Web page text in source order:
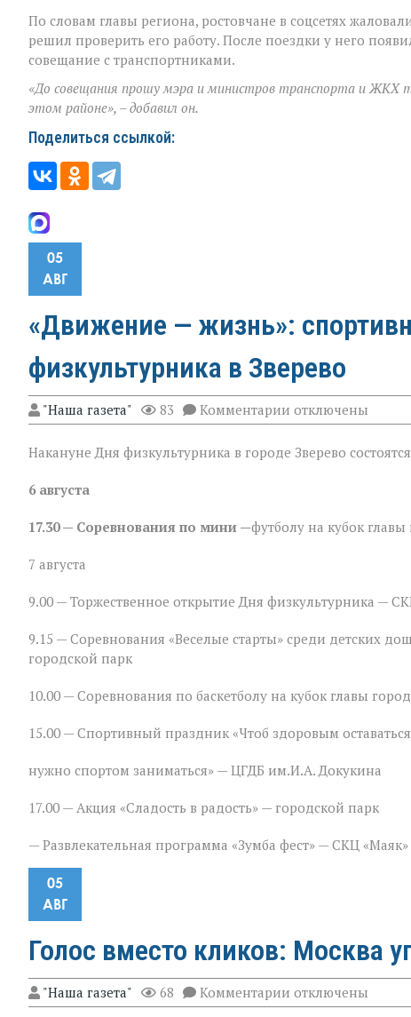
По словам главы региона, ростовчане в соцсетях
решил проверить его работу. После поездки у него
совещание с транспортниками.
«До совещания прошу мэра и министров транспорта и ЖКХ
этом районе», – добавил он.
Поделиться ссылкой:
05
АВГ
«Движение — жизнь»:
физкультурника в Зверево
"Наша газета" 83 Комментарии к
записи
спортивная
в
отключены
Накануне Дня физкультурника в городе Зверево
6 августа
17.30 — Соревнования по мини —футболу на кубок
7 августа
9.00 — Торжественное открытие Дня физкультурника —
9.15 — Соревнования «Веселые старты» среди детских
городской парк
10.00 — Соревнования по баскетболу на кубок главы
15.00 — Спортивный праздник «Чтоб здоровым
нужно спортом заниматься» — ЦГДБ им.И.А. Докукина
17.00 — Акция «Сладость в радость» — городской парк
— Развлекательная программа «Зумба фест» — СКЦ «Маяк»
05
АВГ
Голос вместо кликов: Москва
"Наша газета" 68 Комментарии к
записи
отключены